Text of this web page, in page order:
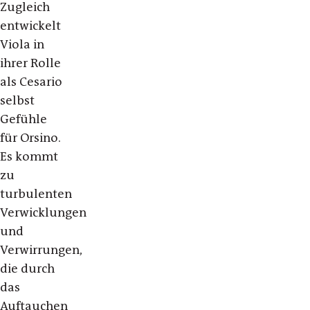
Zugleich
entwickelt
Viola in
ihrer Rolle
als Cesario
selbst
Gefühle
für Orsino.
Es kommt
zu
turbulenten
Verwicklungen
und
Verwirrungen,
die durch
das
Auftauchen